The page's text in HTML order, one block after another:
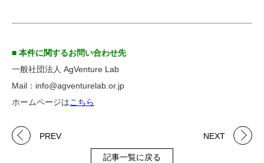
■ 本件に関するお問い合わせ先
一般社団法人 AgVenture Lab
Mail：info@agventurelab.or.jp
ホームページはこちら
PREV
記事一覧に戻る
NEXT